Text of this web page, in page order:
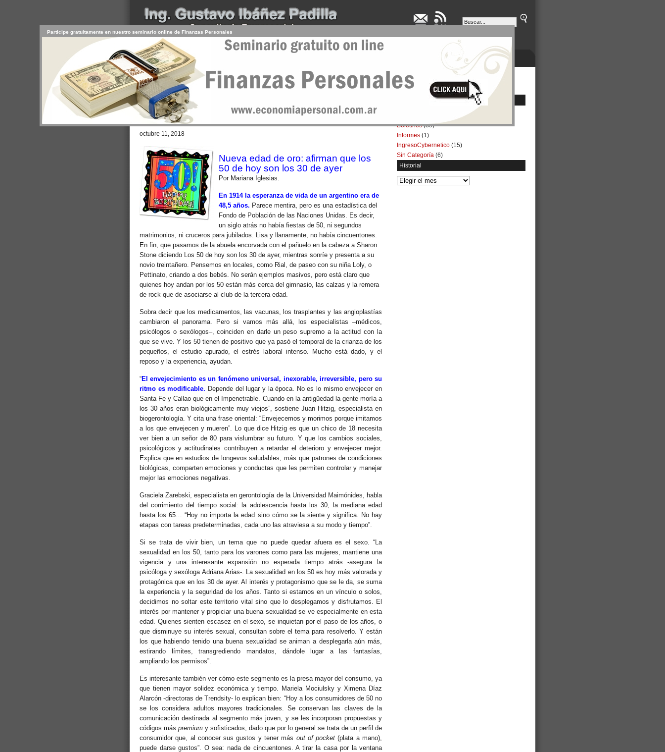
INICIO SERVICIOS BOLETINES NEGOCIOS
CONTACTO USUARIO
Browse >Home/
Los 50 de hoy son los 30 de ayer
octubre 11, 2018
Nueva edad de oro: afirman que los
50 de hoy son los 30 de ayer
Por Mariana Iglesias.
En 1914 la esperanza de vida de un argentino era de
48,5 años. Parece mentira, pero es una estadística del
Fondo de Población de las Naciones Unidas. Es decir,
un siglo atrás no había fiestas de 50, ni segundos
matrimonios, ni cruceros para jubilados. Lisa y llanamente, no había cincuentones.
En fin, que pasamos de la abuela encorvada con el pañuelo en la cabeza a Sharon
Stone diciendo Los 50 de hoy son los 30 de ayer, mientras sonríe y presenta a su
novio treintañero. Pensemos en locales, como Rial, de paseo con su niña Loly, o
Pettinato, criando a dos bebés. No serán ejemplos masivos, pero está claro que
quienes hoy andan por los 50 están más cerca del gimnasio, las calzas y la remera
de rock que de asociarse al club de la tercera edad.
Sobra decir que los medicamentos, las vacunas, los trasplantes y las angioplastías
cambiaron el panorama. Pero si vamos más allá, los especialistas –médicos,
psicólogos o sexólogos–, coinciden en darle un peso supremo a la actitud con la
que se vive. Y los 50 tienen de positivo que ya pasó el temporal de la crianza de los
pequeños, el estudio apurado, el estrés laboral intenso. Mucho está dado, y el
reposo y la experiencia, ayudan.
“El envejecimiento es un fenómeno universal, inexorable, irreversible, pero su
ritmo es modificable. Depende del lugar y la época. No es lo mismo envejecer en
Santa Fe y Callao que en el Impenetrable. Cuando en la antigüedad la gente moría a
los 30 años eran biológicamente muy viejos”, sostiene Juan Hitzig, especialista en
biogerontología. Y cita una frase oriental: “Envejecemos y morimos porque imitamos
a los que envejecen y mueren”. Lo que dice Hitzig es que un chico de 18 necesita
ver bien a un señor de 80 para vislumbrar su futuro. Y que los cambios sociales,
psicológicos y actitudinales contribuyen a retardar el deterioro y envejecer mejor.
Explica que en estudios de longevos saludables, más que patrones de condiciones
biológicas, comparten emociones y conductas que les permiten controlar y manejar
mejor las emociones negativas.
Graciela Zarebski, especialista en gerontología de la Universidad Maimónides, habla
del corrimiento del tiempo social: la adolescencia hasta los 30, la mediana edad
hasta los 65… “Hoy no importa la edad sino cómo se la siente y significa. No hay
etapas con tareas predeterminadas, cada uno las atraviesa a su modo y tiempo”.
Si se trata de vivir bien, un tema que no puede quedar afuera es el sexo. “La
sexualidad en los 50, tanto para los varones como para las mujeres, mantiene una
vigencia y una interesante expansión no esperada tiempo atrás -asegura la
psicóloga y sexóloga Adriana Arias-. La sexualidad en los 50 es hoy más valorada y
protagónica que en los 30 de ayer. Al interés y protagonismo que se le da, se suma
la experiencia y la seguridad de los años. Tanto si estamos en un vínculo o solos,
decidimos no soltar este territorio vital sino que lo desplegamos y disfrutamos. El
interés por mantener y propiciar una buena sexualidad se ve especialmente en esta
edad. Quienes sienten escasez en el sexo, se inquietan por el paso de los años, o
que disminuye su interés sexual, consultan sobre el tema para resolverlo. Y están
los que habiendo tenido una buena sexualidad se animan a desplegarla aún más,
estirando límites, transgrediendo mandatos, dándole lugar a las fantasías,
ampliando los permisos”.
Es interesante también ver cómo este segmento es la presa mayor del consumo, ya
que tienen mayor solidez económica y tiempo. Mariela Mociulsky y Ximena Díaz
Alarcón -directoras de Trendsity- lo explican bien: “Hoy a los consumidores de 50 no
se los considera adultos mayores tradicionales. Se conservan las claves de la
comunicación destinada al segmento más joven, y se les incorporan propuestas y
códigos más premium y sofisticados, dado que por lo general se trata de un perfil de
consumidor que, al conocer sus gustos y tener más out of pocket (plata a mano),
puede darse gustos”. O sea: nada de cincuentones. A tirar la casa por la ventana
Participe gratuitamente en nuestro seminario online de Finanzas Personales
Boletines(39)
Informes (1)
IngresoCybernetico (15)
Sin Categoría (6)
Historial
Historial